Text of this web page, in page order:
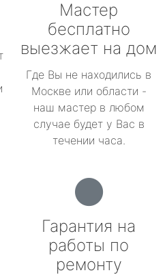
Мастер
бесплатно
выезжает на дом
Где Вы не находились в
Москве или области -
наш мастер в любом
случае будет у Вас в
течении часа.
Гарантия на
работы по
ремонту